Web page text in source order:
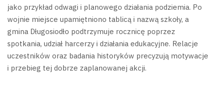
jako przykład odwagi i planowego działania podziemia. Po
wojnie miejsce upamiętniono tablicą i nazwą szkoły, a
gmina Długosiodło podtrzymuje rocznicę poprzez
spotkania, udział harcerzy i działania edukacyjne. Relacje
uczestników oraz badania historyków precyzują motywacje
i przebieg tej dobrze zaplanowanej akcji.